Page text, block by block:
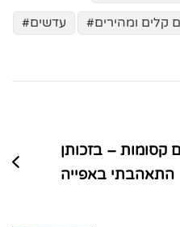
קלים ומהירים עדשים
קסומות – בזכותן
התאהבתי באפייה